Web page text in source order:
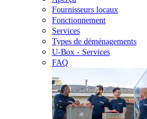
Fournisseurs locaux
Fonctionnement
Services
Types de déménagements
U-Box - Services
FAQ